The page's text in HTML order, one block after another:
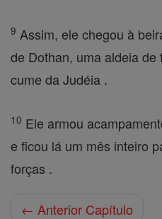
9 Assim, ele chegou à
de Dothan, uma aldeia de
cume da Judéia .
10 Ele armou
e ficou lá um mês inteiro
forças .
← Anterior Capítulo